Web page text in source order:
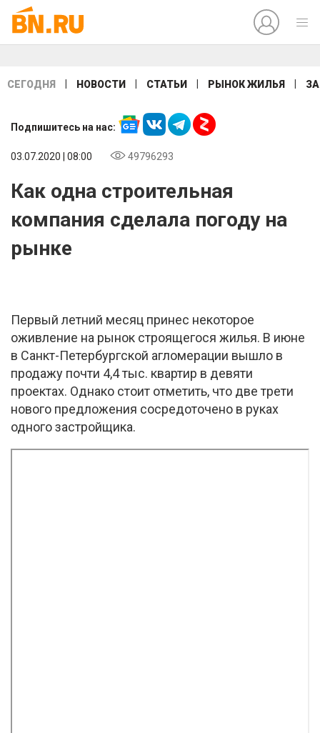
СЕГОДНЯ НОВОСТИ СТАТЬИ РЫНОК ЖИЛЬЯ
Подпишитесь на нас:
03.07.2020 | 08:00 49796293
Как одна строительная
компания сделала погоду на
рынке
Первый летний месяц принес некоторое
оживление на рынок строящегося жилья. В июне
в Санкт-Петербургской агломерации вышло в
продажу почти 4,4 тыс. квартир в девяти
проектах. Однако стоит отметить, что две трети
нового предложения сосредоточено в руках
одного застройщика.